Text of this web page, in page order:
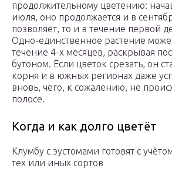
продолжительному цветению:
июля, оно продолжается и в
позволяет, то и в течение первой
Одно-единственное растение
течение 4-х месяцев, раскрывая
бутоном. Если цветок срезать, он
корня и в южных регионах даже
вновь, чего, к сожалению, не
полосе.
Когда и как долго цветёт
Клумбу с эустомами готовят с
тех или иных сортов